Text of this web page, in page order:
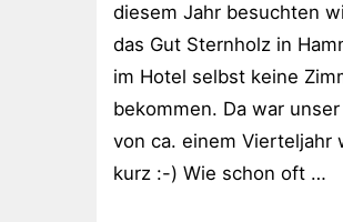
diesem Jahr besuchten
das Gut Sternholz in
im Hotel selbst keine
bekommen. Da war
von ca. einem Vierteljahr
kurz :-) Wie schon oft …